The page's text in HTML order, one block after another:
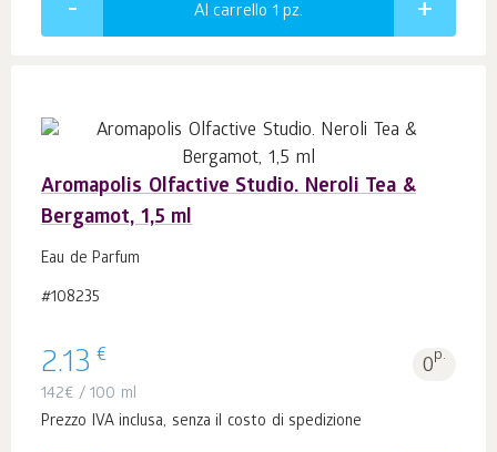
Al carrello 1 pz.
Aromapolis Olfactive Studio. Neroli Tea &
Bergamot, 1,5 ml
Eau de Parfum
#108235
2.13 € 0p.
142€ / 100 ml
Prezzo IVA inclusa, senza il costo di spedizione